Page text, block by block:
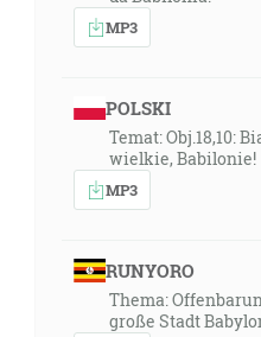
MP3
POLSKI
Temat: Obj.18,10:
wielkie, Babilonie!
MP3
RUNYORO
Thema:
große Stadt